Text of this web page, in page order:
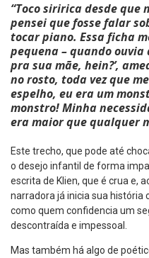
“Toco siririca desde que
pensei que fosse falar
tocar piano. Essa ficha
pequena – quando ouvia
pra sua mãe, hein?’,
no rosto, toda vez que
espelho, eu era um
monstro! Minha
era maior que qualquer
Este trecho, que pode até
o desejo infantil de forma
escrita de Klien, que é crua e,
narradora já inicia sua história
como quem confidencia um
descontraída e impessoal.
Mas também há algo de